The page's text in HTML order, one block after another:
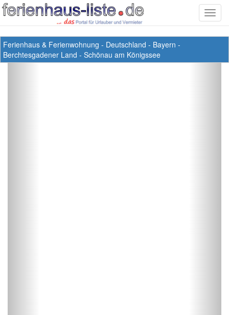
Ferienhaus & Ferienwohnung - Deutschland - Bayern -
Berchtesgadener Land - Schönau am Königssee